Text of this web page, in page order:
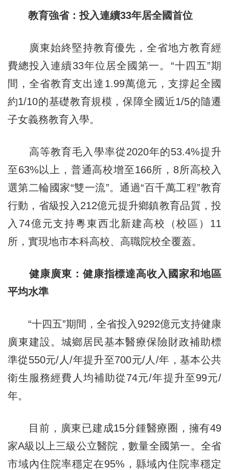
教育強省：投入連續33年居全國首位
廣東始終堅持教育優先，全省地方教育經
費總投入連續33年位居全國第一。“十四五”期
間，全省教育支出達1.99萬億元，支撐起全國
約1/10的基礎教育規模，保障全國近1/5的隨遷
子女義務教育入學。
高等教育毛入學率從2020年的53.4%提升
至63%以上，普通高校增至166所，8所高校入
選第二輪國家“雙一流”。通過“百千萬工程”教育
行動，省級投入212億元提升鄉鎮教育品質，投
入74億元支持粵東西北新建高校（校區）11
所，實現地市本科高校、高職院校全覆蓋。
健康廣東：健康指標達高收入國家和地區
平均水準
“十四五”期間，全省投入9292億元支持健康
廣東建設。城鄉居民基本醫療保險財政補助標
準從550元/人/年提升至700元/人/年，基本公共
衛生服務經費人均補助從74元/年提升至99元/
年。
目前，廣東已建成15分鍾醫療圈，擁有49
家A級以上三級公立醫院，數量全國第一。全省
市域內住院率穩定在95%，縣域內住院率穩定